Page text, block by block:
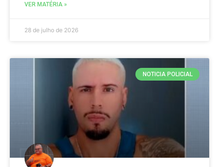
VER MATÉRIA »
28 de julho de 2026
NOTICIA POLICIAL